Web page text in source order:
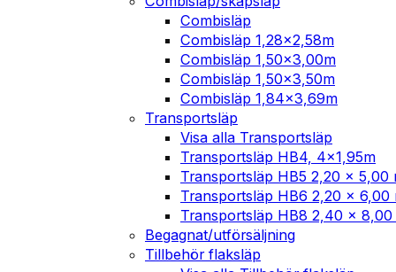
Combisläp
Combisläp 1,28×2,58m
Combisläp 1,50×3,00m
Combisläp 1,50×3,50m
Combisläp 1,84×3,69m
Transportsläp
Visa alla Transportsläp
Transportsläp HB4, 4×1,95m
Transportsläp HB5 2,20 x 5,00
Transportsläp HB6 2,20 x 6,00
Transportsläp HB8 2,40 x 8,00
Begagnat/utförsäljning
Tillbehör flaksläp